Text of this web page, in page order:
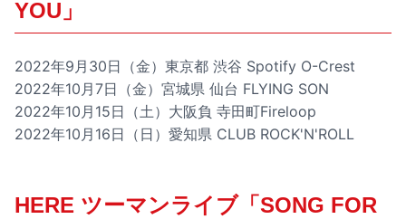
YOU」
2022年9月30日（金）東京都 渋谷 Spotify O-Crest
2022年10月7日（金）宮城県 仙台 FLYING SON
2022年10月15日（土）大阪負 寺田町Fireloop
2022年10月16日（日）愛知県 CLUB ROCK'N'ROLL
HERE ツーマンライブ「SONG FOR